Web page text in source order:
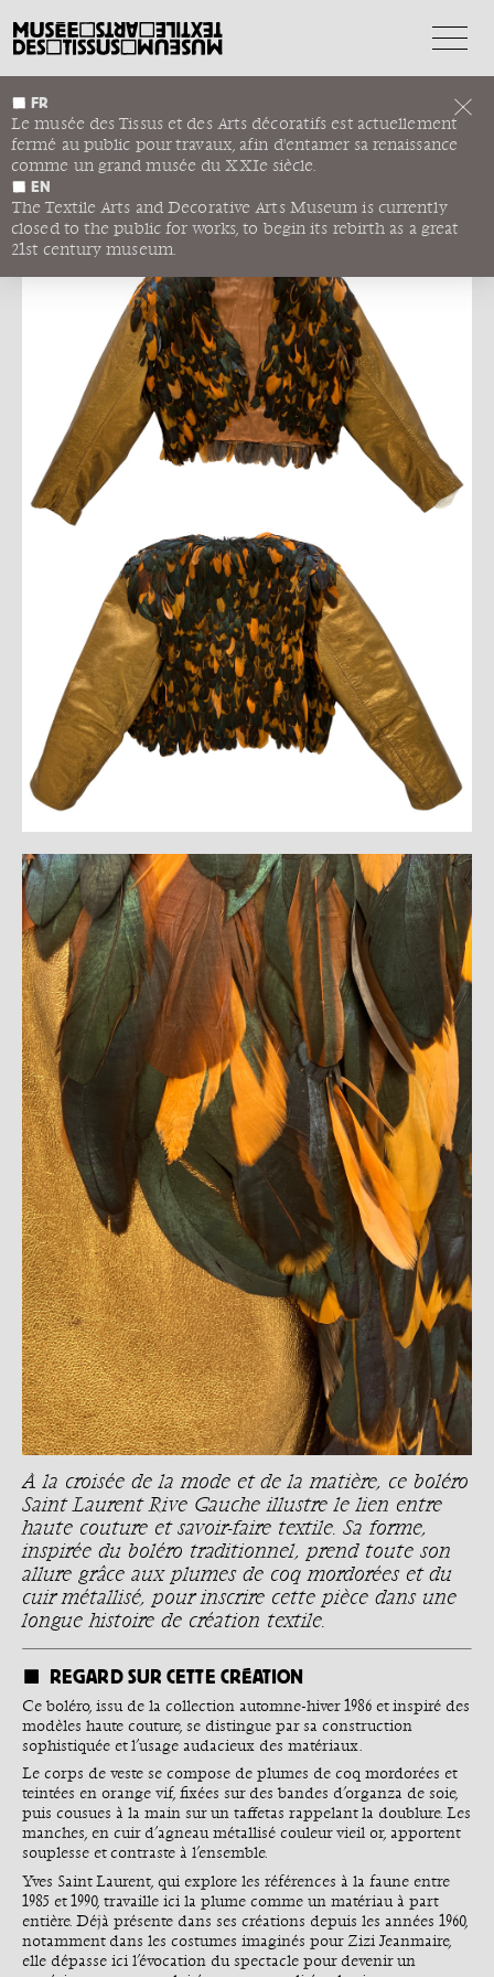
FR
Le musée des Tissus et des Arts décoratifs est actuellement
fermé au public pour travaux, afin d'entamer sa renaissance
comme un grand musée du XXIe siècle.
EN
The Textile Arts and Decorative Arts Museum is currently
closed to the public for works, to begin its rebirth as a great
21st century museum.
SAINT LAURENT RIVE
GAUCHE
PLUMES ET CUIR MÉTALLISÉ
À la croisée de la mode et de la matière, ce boléro
Saint Laurent Rive Gauche illustre le lien entre
haute couture et savoir-faire textile. Sa forme,
inspirée du boléro traditionnel, prend toute son
allure grâce aux plumes de coq mordorées et du
cuir métallisé, pour inscrire cette pièce dans une
longue histoire de création textile.
REGARD SUR CETTE CRÉATION
Ce boléro, issu de la collection automne-hiver 1986 et inspiré des
modèles haute couture, se distingue par sa construction
sophistiquée et l’usage audacieux des matériaux.
Le corps de veste se compose de plumes de coq mordorées et
teintées en orange vif, fixées sur des bandes d’organza de soie,
puis cousues à la main sur un taffetas rappelant la doublure. Les
manches, en cuir d’agneau métallisé couleur vieil or, apportent
souplesse et contraste à l’ensemble.
Yves Saint Laurent, qui explore les références à la faune entre
1985 et 1990, travaille ici la plume comme un matériau à part
entière. Déjà présente dans ses créations depuis les années 1960,
notamment dans les costumes imaginés pour Zizi Jeanmaire,
elle dépasse ici l’évocation du spectacle pour devenir un